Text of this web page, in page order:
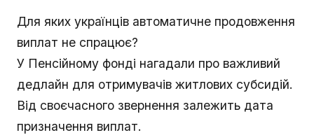
Для яких українців автоматичне продовження
виплат не спрацює?
У Пенсійному фонді нагадали про важливий
дедлайн для отримувачів житлових субсидій.
Від своєчасного звернення залежить дата
призначення виплат.